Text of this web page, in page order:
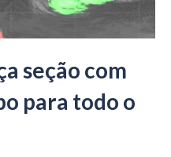
seção com
para todo o